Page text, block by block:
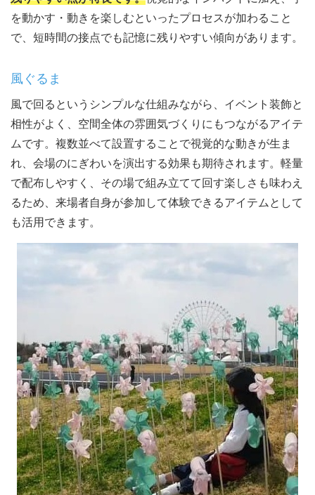
を動かす・動きを楽しむといったプロセスが加わること
で、短時間の接点でも記憶に残りやすい傾向があります。
風ぐるま
風で回るというシンプルな仕組みながら、イベント装飾と
相性がよく、空間全体の雰囲気づくりにもつながるアイテ
ムです。複数並べて設置することで視覚的な動きが生ま
れ、会場のにぎわいを演出する効果も期待されます。軽量
で配布しやすく、その場で組み立てて回す楽しさも味わえ
るため、来場者自身が参加して体験できるアイテムとして
も活用できます。